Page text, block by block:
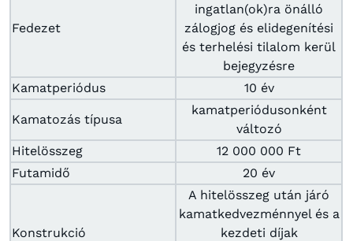
Fedezet
ingatlan(ok)ra önálló
zálogjog és elidegenítési
és terhelési tilalom kerül
bejegyzésre
Kamatperiódus
10 év
Kamatozás típusa
kamatperiódusonként
változó
Hitelösszeg
12 000 000 Ft
Futamidő
20 év
Konstrukció
A hitelösszeg után járó
kamatkedvezménnyel és a
kezdeti díjak